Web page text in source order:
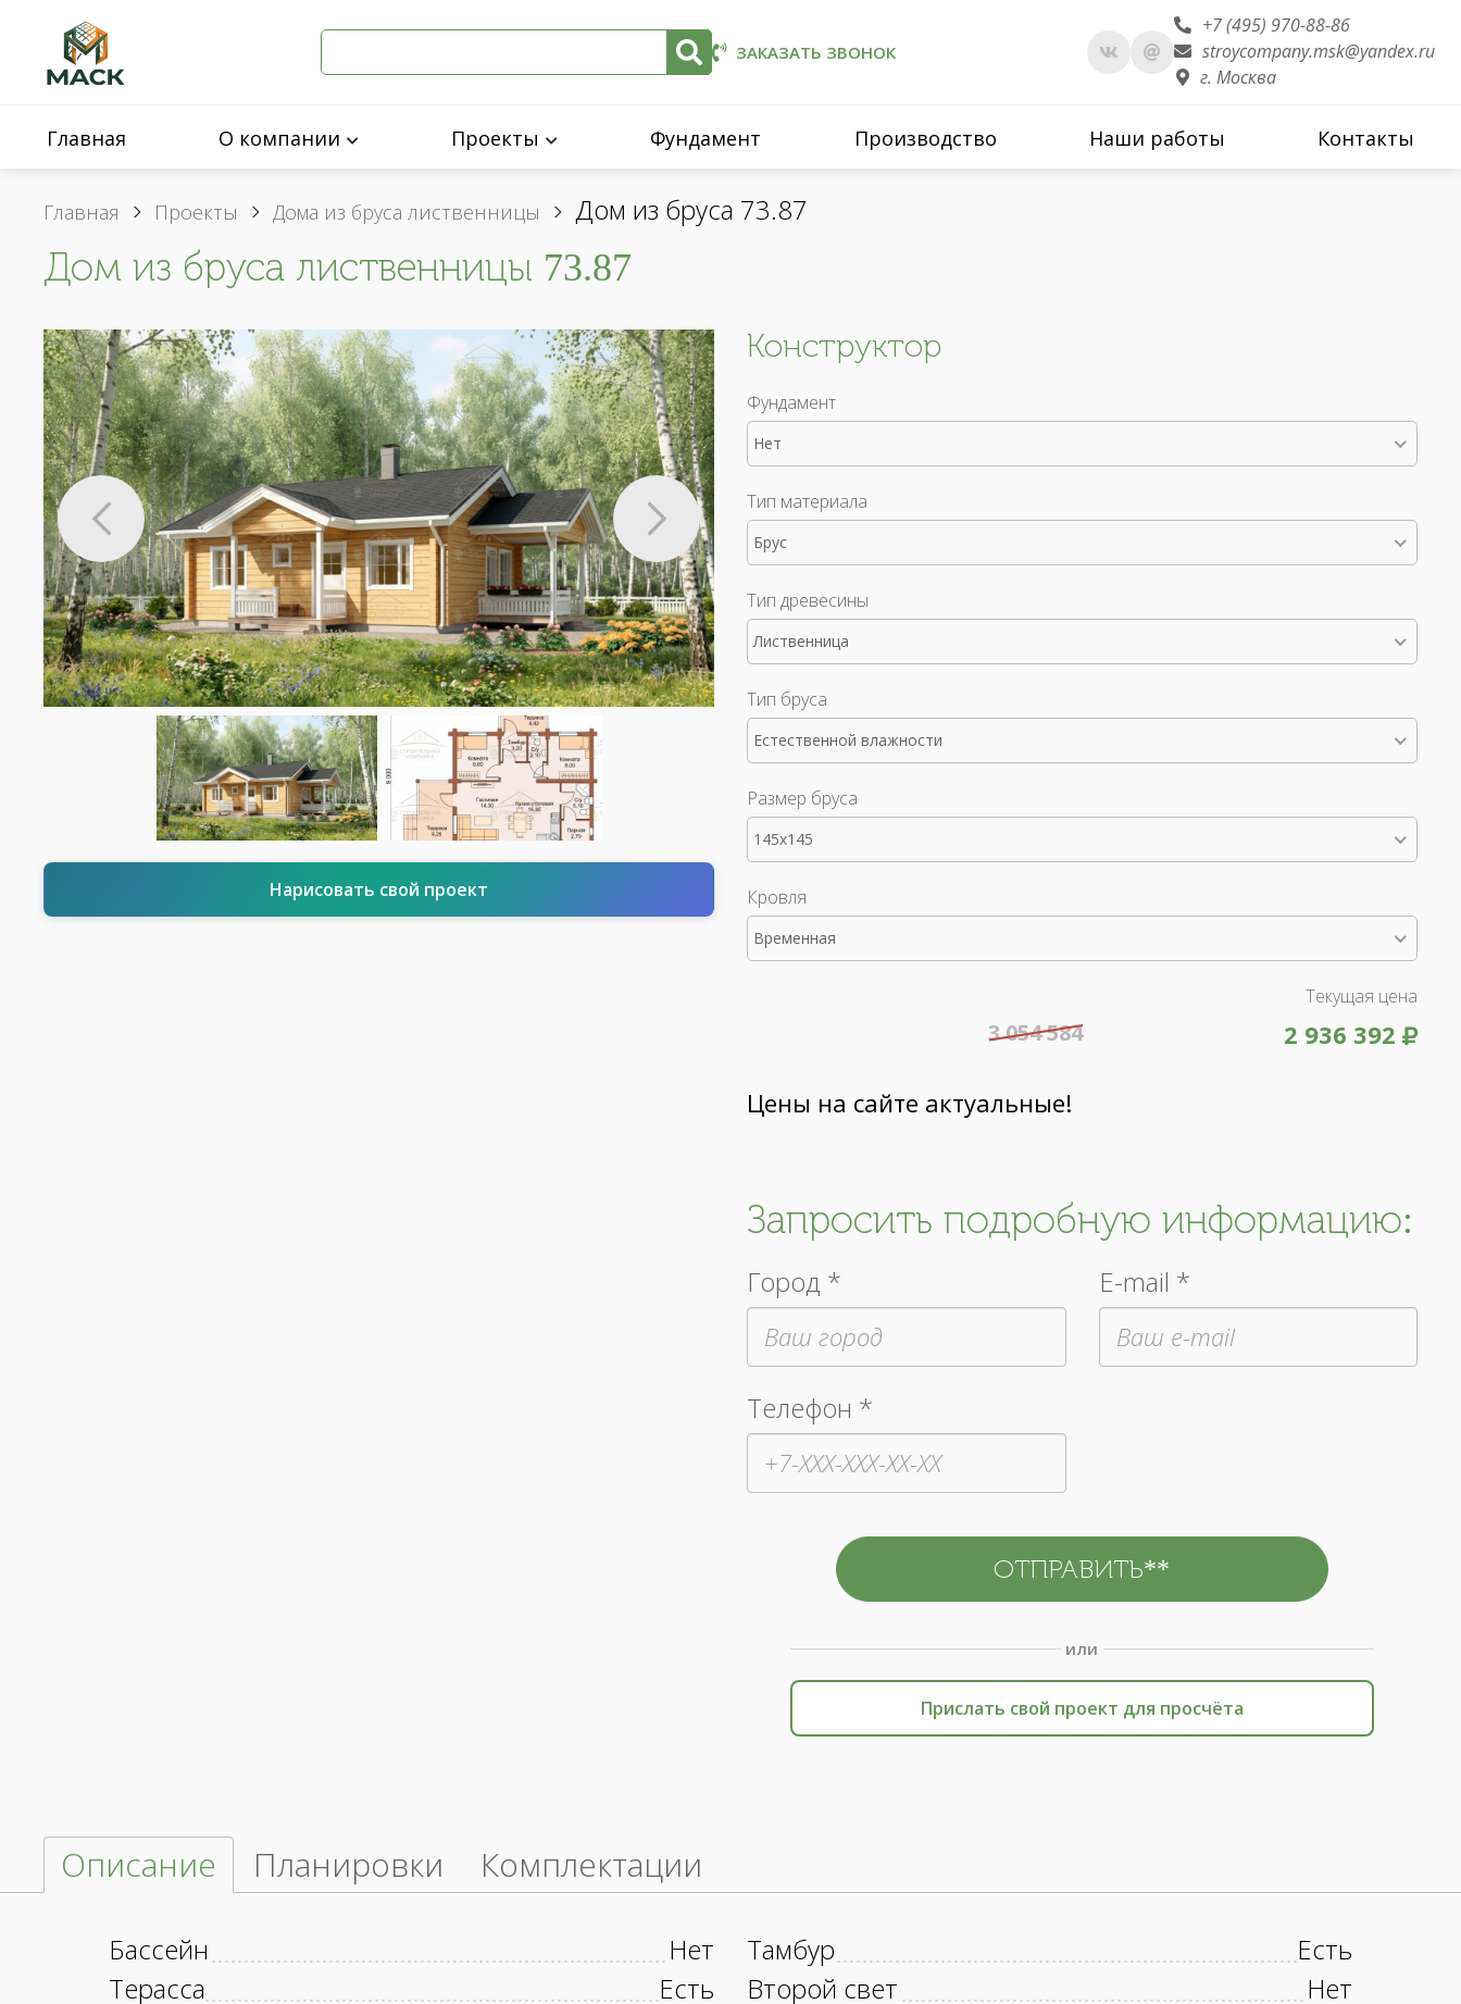
ЗАКАЗАТЬ ЗВОНОК
+7 (495) 970-88-86
stroycompany.msk@yandex.ru
г. Москва
Главная О компании Проекты Фундамент Производство Наши работы Контакты
Главная Проекты Дома из бруса лиственницы Дом из бруса 73.87
Дом из бруса лиственницы 73.87
Нарисовать свой проект
Конструктор
Фундамент
Нет
Тип материала
Брус
Тип древесины
Лиственница
Тип бруса
Естественной влажности
Размер бруса
145x145
Кровля
Временная
Текущая цена
2 936 392
3 054 584
Цены на сайте актуальные!
Запросить подробную информацию:
Город * E-mail *
Телефон *
или
Прислать свой проект для просчёта
Описание Планировки Комплектации
Бассейн
Нет
Терасса
Есть
Тамбур
Есть
Второй свет
Нет